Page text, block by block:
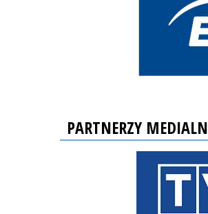
PARTNERZY